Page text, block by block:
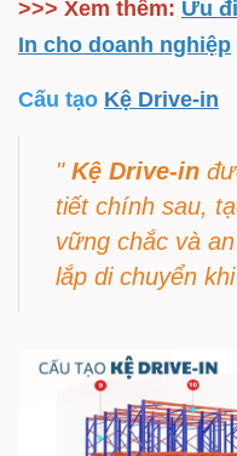
>>> Xem thêm: Ưu
In cho doanh nghiệp
Cấu tạo Kệ Drive-in
" Kệ Drive-in
tiết chính sau,
vững chắc và
lắp di chuyển